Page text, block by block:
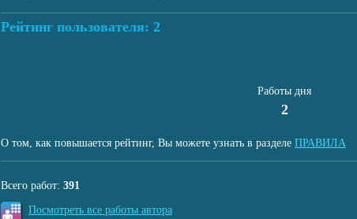
Рейтинг пользователя: 2
Работы дня
2
О том, как повышается рейтинг, Вы можете узнать в разделе ПРАВИЛА
Всего работ: 391
Посмотреть все работы автора